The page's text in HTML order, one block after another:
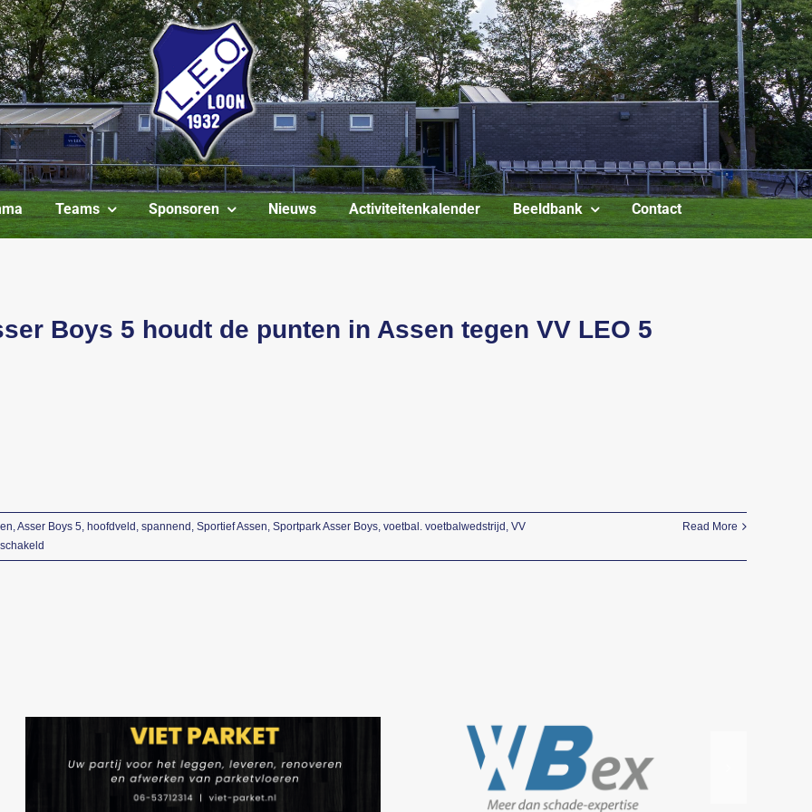
Teams Sponsoren Nieuws Activiteitenkalender Beeldbank Contact
Boys 5 houdt de punten in Assen tegen VV LEO 5
Asser Boys 5, hoofdveld spannend Sportief Assen Sportpark Asser Boys, voetbal. voetbalwedstrijd VV
voor
Asser
tegen
Read More